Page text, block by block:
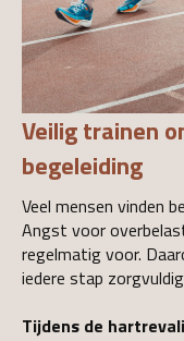
Veilig trainen
begeleiding
Veel mensen vinden
Angst voor
regelmatig voor.
iedere stap
Tijdens de